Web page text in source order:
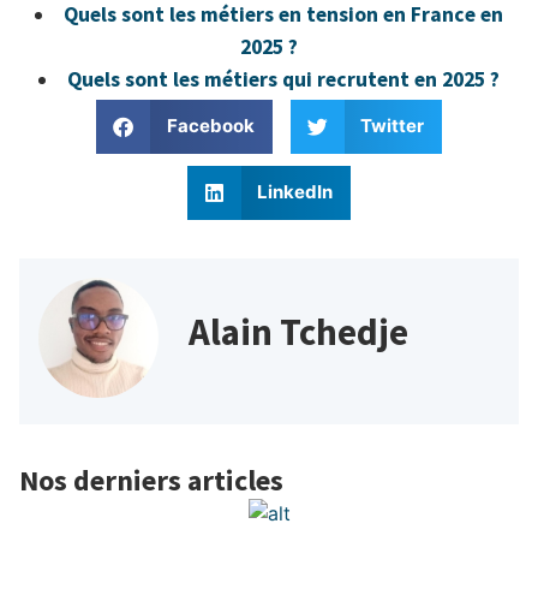
Quels sont les métiers en tension en France en
2025 ?
Quels sont les métiers qui recrutent en 2025 ?
Facebook Twitter
LinkedIn
Alain Tchedje
Nos derniers articles